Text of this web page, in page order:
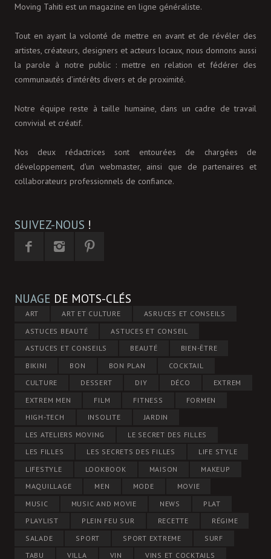
Moving Tahiti est un magazine en ligne généraliste.
Tout en ayant la volonté de mettre en avant et de révéler des
artistes, créateurs, designers et acteurs locaux, nous donnons aussi
la parole à notre public : mettre en relation et fédérer des
communautés d’intérêts divers et de proximité.
Notre équipe reste à taille humaine, dans un cadre de travail
convivial et créatif.
Nos deux rédactrices sont entourées de chargées de
développement, d'un webmaster, ainsi que de partenaires et
collaborateurs professionnels de confiance.
SUIVEZ-NOUS !
NUAGE DE MOTS-CLÉS
ART ART ET CULTURE
ASRUCES ET CONSEILS
ASTUCES BEAUTÉ
ASTUCES ET CONSEIL
ASTUCES ET CONSEILS
BEAUTÉ
BIEN-ÊTRE
BIKINI
BON BON PLAN
COCKTAIL
CULTURE
DESSERT DIY DÉCO
EXTREM
EXTREM MEN
FILM FITNESS
FORMEN
HIGH-TECH
INSOLITE
JARDIN
LES ATELIERS MOVING
LE SECRET DES FILLES
LES FILLES
LES SECRETS DES FILLES
LIFE STYLE
LIFESTYLE
LOOKBOOK MAISON
MAKEUP
MAQUILLAGE
MEN MODE
MOVIE
MUSIC
MUSIC AND MOVIE NEWS
PLAT
PLAYLIST
PLEIN FEU SUR RECETTE
RÉGIME
SALADE
SPORT SPORT EXTREME
SURF
TABU
VILLA VIN VINS ET COCKTAILS